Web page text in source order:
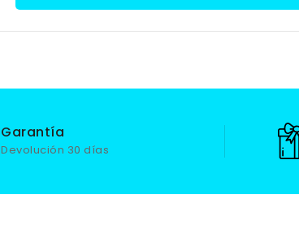
Garantía
Devolución 30 días